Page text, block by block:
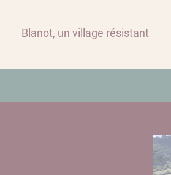
Blanot, un village résistant